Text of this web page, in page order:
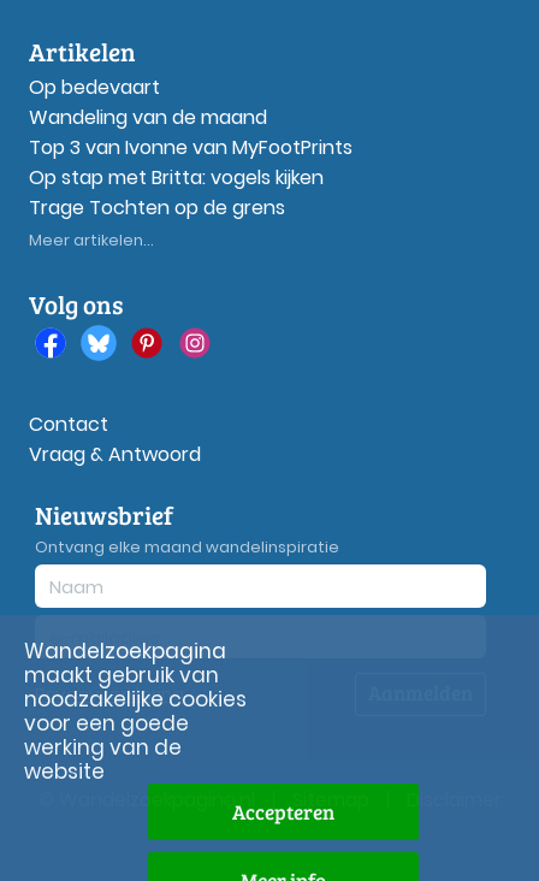
Artikelen
Op bedevaart
Wandeling van de maand
Top 3 van Ivonne van MyFootPrints
Op stap met Britta: vogels kijken
Trage Tochten op de grens
Meer artikelen...
Volg ons
Contact
Vraag & Antwoord
Nieuwsbrief
Ontvang elke maand wandelinspiratie
Privacyverklaring
© Wandelzoekpagina.nl
Wandelzoekpagina
maakt gebruik van
noodzakelijke cookies
voor een goede
werking van de
website
Accepteren